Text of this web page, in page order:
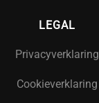
LEGAL
Privacyverklaring
Cookieverklaring